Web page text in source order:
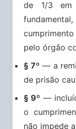
de 1/3 em
pelo órgão
§ 7º — a
de prisão
§ 9º —
o
não impede